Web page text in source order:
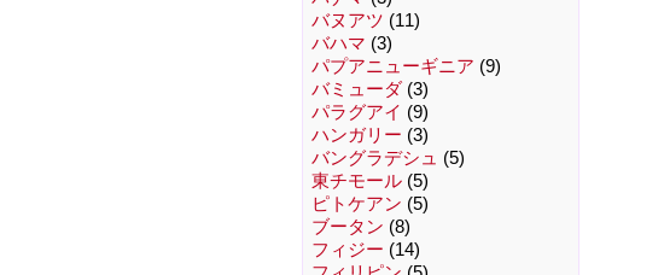
バヌアツ (11)
バハマ (3)
パプアニューギニア (9)
バミューダ(3)
パラグアイ (9)
ハンガリー (3)
バングラデシュ (5)
東チモール(5)
ピトケアン (5)
ブータン (8)
フィジー (14)